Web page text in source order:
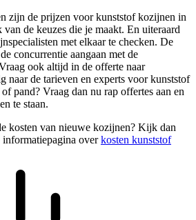
zijn de prijzen voor kunststof kozijnen in
de keuzes die je maakt. En uiteraard
met elkaar te checken. De
concurrentie aangaan met de
ook altijd in de offerte naar
naar de tarieven en experts voor kunststof
pand? Vraag dan nu rap offertes aan en
te staan.
kosten van nieuwe kozijnen? Kijk dan
informatiepagina overkosten kunststof